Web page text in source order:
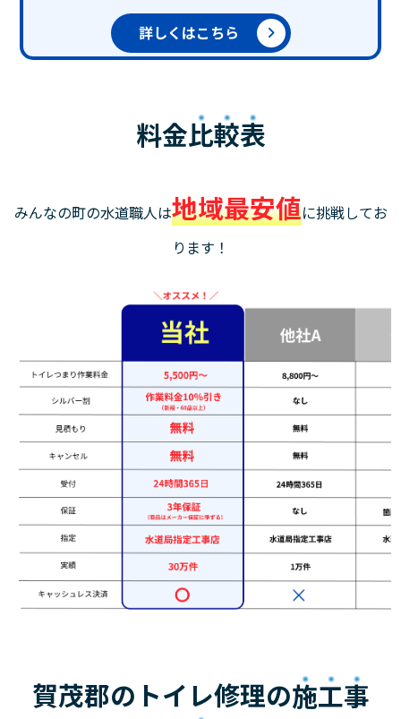
詳しくはこちら
料金比較表
みんなの町の水道職人は地域最安値に挑戦してお
ります！
賀茂郡のトイレ修理の施工事